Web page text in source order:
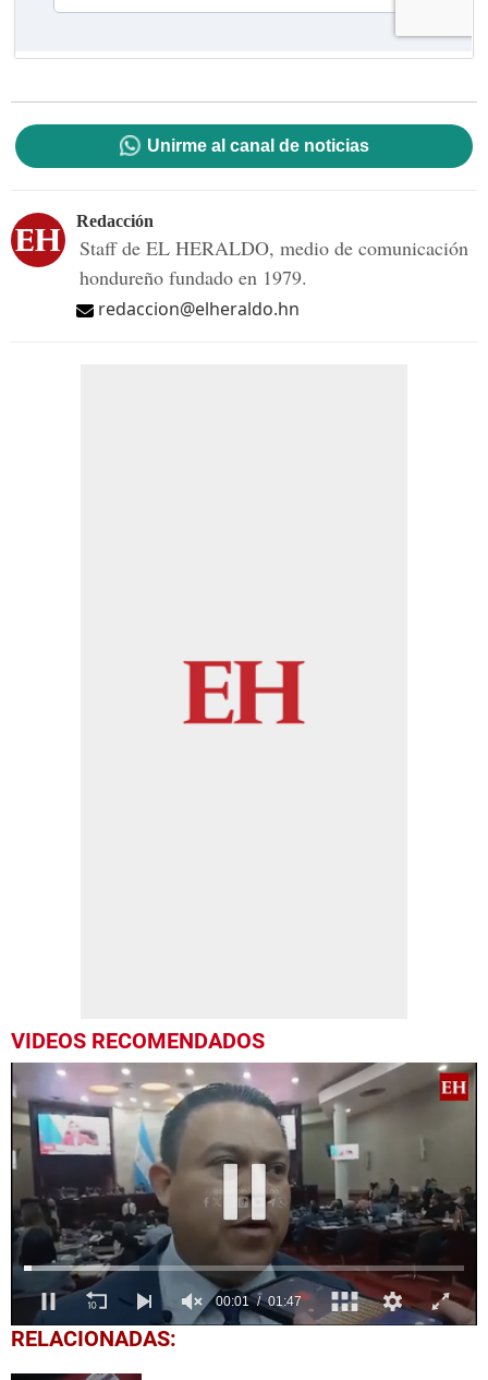
Unirme al canal de noticias
Redacción
Staff de EL HERALDO, medio de comunicación
hondureño fundado en 1979.
redaccion@elheraldo.hn
VIDEOS RECOMENDADOS
0
seconds
RELACIONADAS: